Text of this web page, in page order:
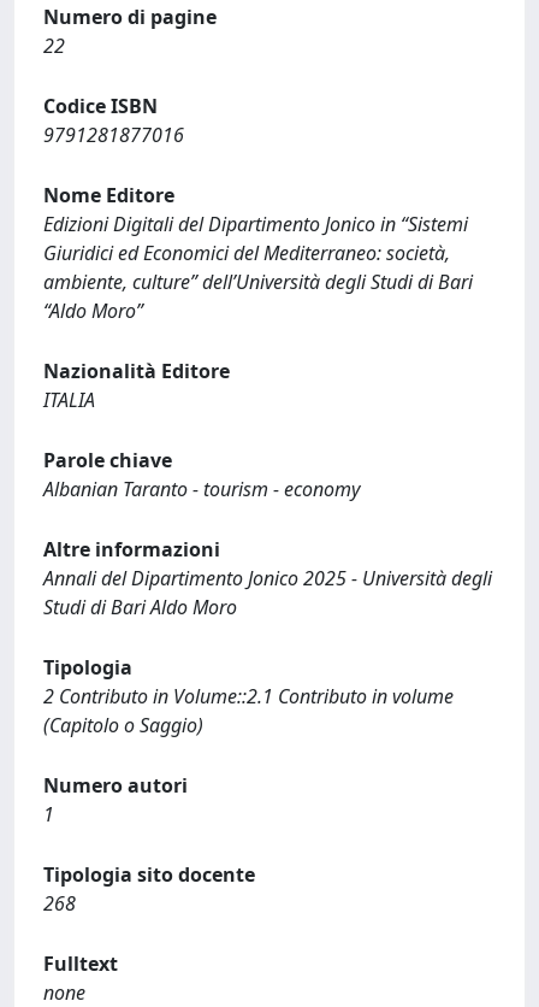
Numero di pagine
22
Codice ISBN
9791281877016
Nome Editore
Edizioni Digitali del Dipartimento Jonico in “Sistemi
Giuridici ed Economici del Mediterraneo: società,
ambiente, culture” dell’Università degli Studi di Bari
“Aldo Moro”
Nazionalità Editore
ITALIA
Parole chiave
Albanian Taranto - tourism - economy
Altre informazioni
Annali del Dipartimento Jonico 2025 - Università degli
Studi di Bari Aldo Moro
Tipologia
2 Contributo in Volume::2.1 Contributo in volume
(Capitolo o Saggio)
Numero autori
1
Tipologia sito docente
268
Fulltext
none